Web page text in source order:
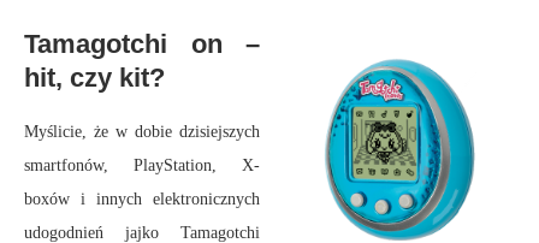
Tamagotchi on –
hit, czy kit?
Myślicie, że w dobie dzisiejszych
smartfonów, PlayStation, X-
boxów i innych elektronicznych
udogodnień jajko Tamagotchi